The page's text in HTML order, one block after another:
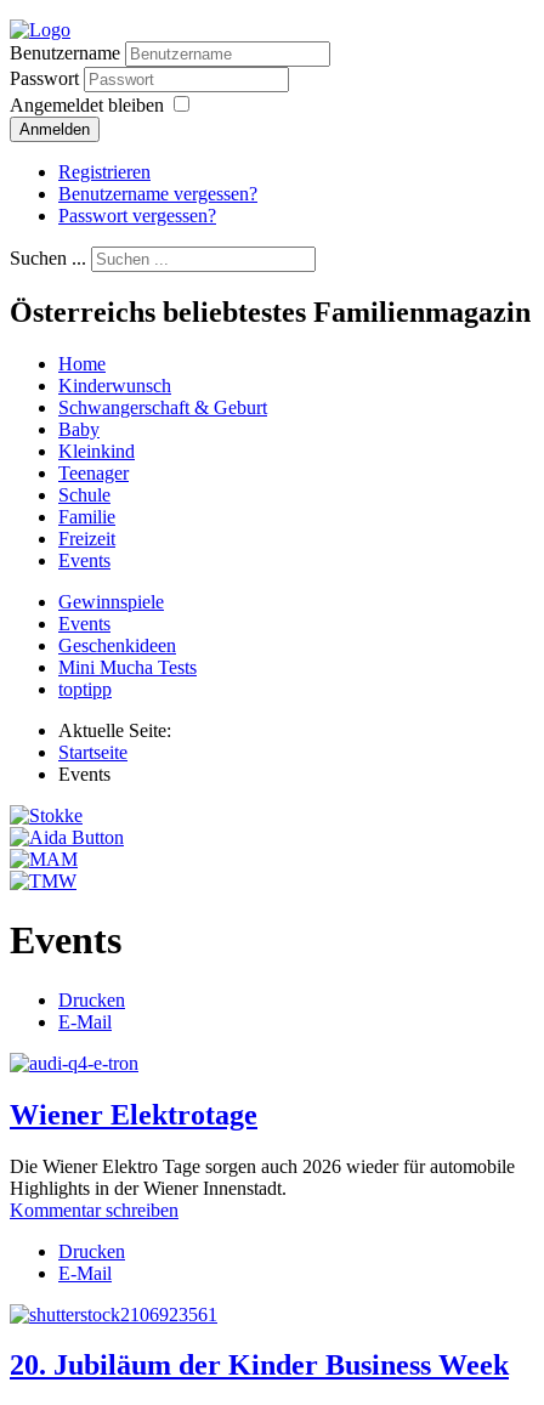
Benutzername
Passwort
Angemeldet bleiben
Anmelden
Registrieren
Benutzername vergessen?
Passwort vergessen?
Suchen ...
Österreichs beliebtestes Familienmagazin
Home
Kinderwunsch
Schwangerschaft & Geburt
Baby
Kleinkind
Teenager
Schule
Familie
Freizeit
Events
Gewinnspiele
Events
Geschenkideen
Mini Mucha Tests
toptipp
Aktuelle Seite:
Startseite
Events
Events
Drucken
E-Mail
Wiener Elektrotage
Die Wiener Elektro Tage sorgen auch 2026 wieder für automobile
Highlights in der Wiener Innenstadt.
Kommentar schreiben
Drucken
E-Mail
20. Jubiläum der Kinder Business Week